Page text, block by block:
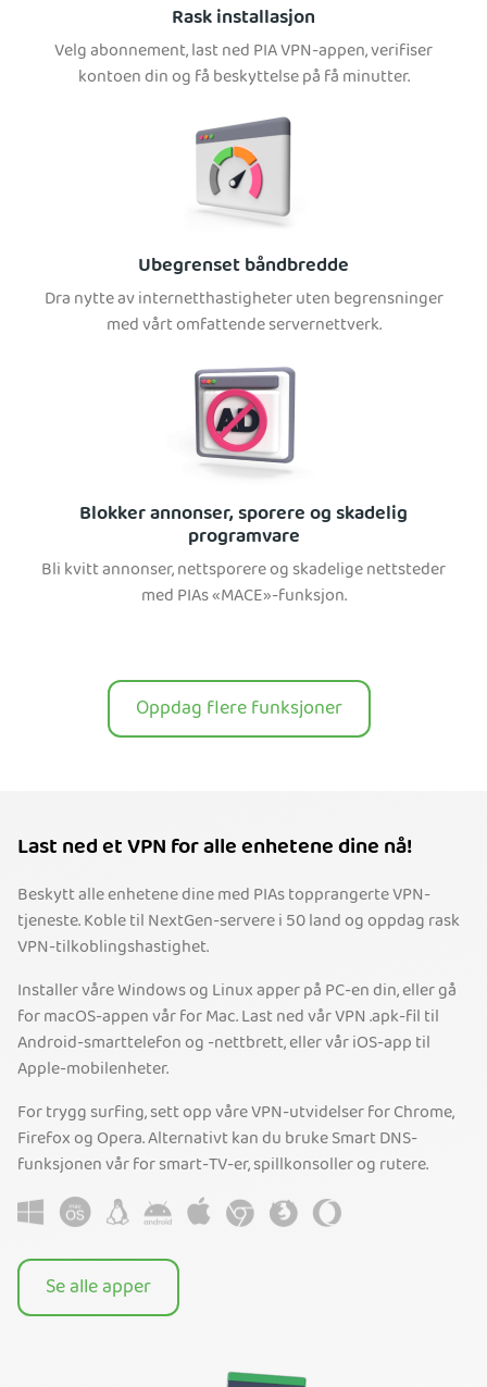
Rask installasjon
Velg abonnement, last ned PIA VPN-appen, verifiser
kontoen din og få beskyttelse på få minutter.
Ubegrenset båndbredde
Dra nytte av internetthastigheter uten begrensninger
med vårt omfattende servernettverk.
Blokker annonser, sporere og skadelig
programvare
Bli kvitt annonser, nettsporere og skadelige nettsteder
med PIAs «MACE»-funksjon.
Oppdag flere funksjoner
Last ned et VPN for alle enhetene dine nå!
Beskytt alle enhetene dine med PIAs topprangerte VPN-
tjeneste. Koble til NextGen-servere i 50 land og oppdag rask
VPN-tilkoblingshastighet.
Installer våre Windows og Linux apper på PC-en din, eller gå
for macOS-appen vår for Mac. Last ned vår VPN .apk-fil til
Android-smarttelefon og -nettbrett, eller vår iOS-app til
Apple-mobilenheter.
For trygg surfing, sett opp våre VPN-utvidelser for Chrome,
Firefox og Opera. Alternativt kan du bruke Smart DNS-
funksjonen vår for smart-TV-er, spillkonsoller og rutere.
Se alle apper